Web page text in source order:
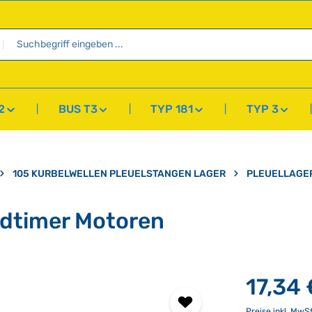
BUS T3 TYP 181 TYP 3
105 KURBELWELLEN PLEUELSTANGEN LAGER
Motoren
17,34